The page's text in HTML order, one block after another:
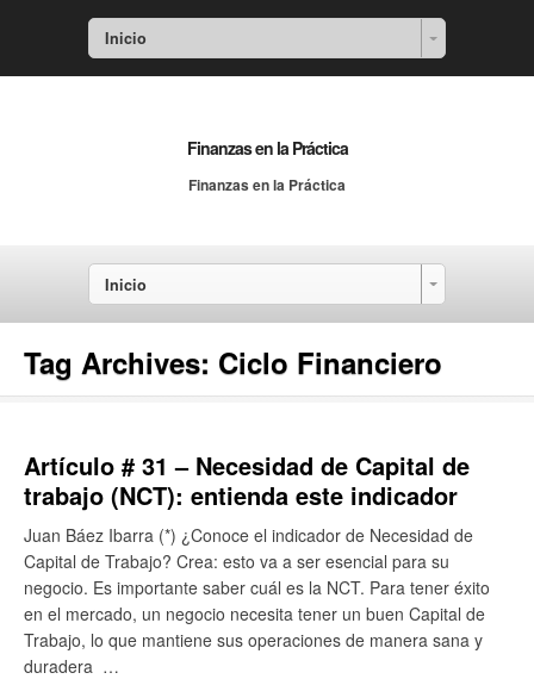
Inicio
Finanzas en la Práctica
Finanzas en la Práctica
Inicio
Tag Archives: Ciclo Financiero
Artículo # 31 – Necesidad de Capital de
trabajo (NCT): entienda este indicador
Juan Báez Ibarra (*) ¿Conoce el indicador de Necesidad de
Capital de Trabajo? Crea: esto va a ser esencial para su
negocio. Es importante saber cuál es la NCT. Para tener éxito
en el mercado, un negocio necesita tener un buen Capital de
Trabajo, lo que mantiene sus operaciones de manera sana y
duradera …